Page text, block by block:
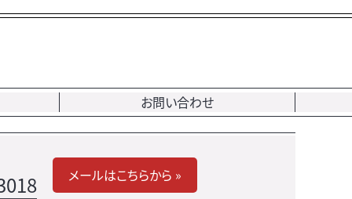
お問い合わせ
メールはこちらから »